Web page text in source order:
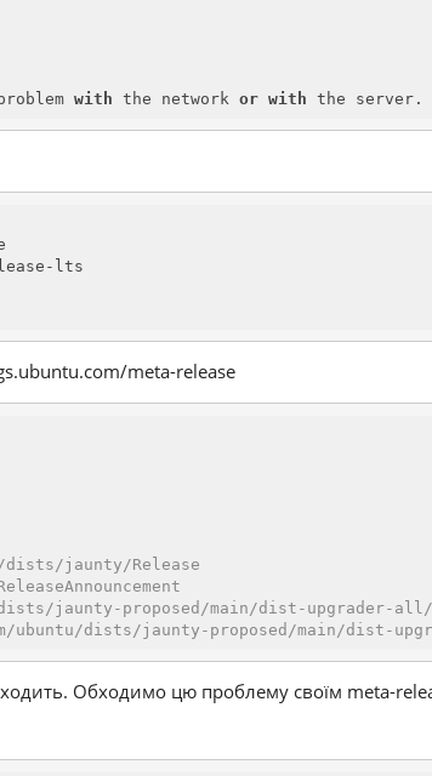
with the network or with the server.
meta-release
dists/jaunty/Release
jaunty-proposed/main/dist-upgrader-
ubuntu/dists/jaunty-proposed/main/dist-
Обходимо цю проблему своїм meta-